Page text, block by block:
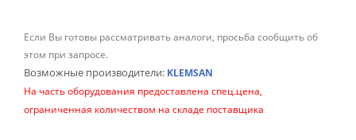
Если Вы готовы рассматривать аналоги, просьба сообщить об
этом при запросе.
Возможные производители: KLEMSAN
На часть оборудования предоставлена спец.цена,
ограниченная количеством на складе поставщика